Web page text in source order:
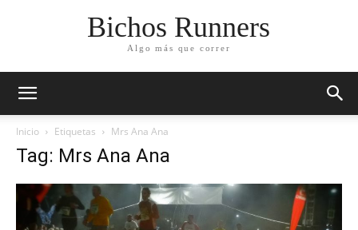
Bichos Runners
Algo más que correr
Inicio Etiquetas Mrs Ana Ana
Tag: Mrs Ana Ana